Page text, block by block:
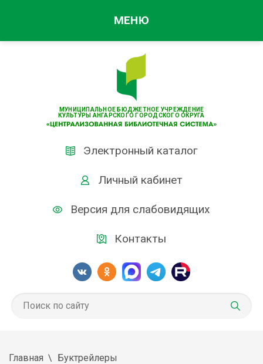
МУНИЦИПАЛЬНОЕ БЮДЖЕТНОЕ УЧРЕЖДЕНИЕ
КУЛЬТУРЫ АНГАРСКОГО ГОРОДСКОГО ОКРУГА
Электронный каталог
Личный кабинет
Версия для слабовидящих
Контакты
МЕНЮ
Главная Буктрейлеры